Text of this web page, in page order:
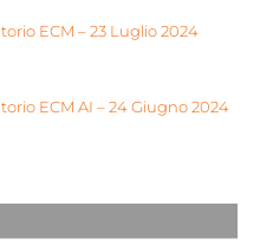
ECM – 23 Luglio 2024
ECM AI – 24 Giugno 2024